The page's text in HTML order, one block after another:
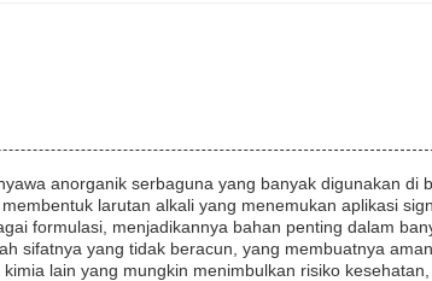
anorganik serbaguna yang banyak digunakan
larutan alkali yang menemukan aplikasi
formulasi, menjadikannya bahan penting dalam
sifatnya yang tidak beracun, yang membuatnya
lain yang mungkin menimbulkan risiko